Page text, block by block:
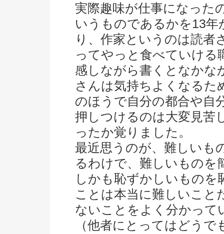
実際趣味が仕事になった
いうものであるかを13
り、作家というのは読者
ってやっと食べていける
感しながら書くとなかな
さんは気持ちよくなるた
のほうで自分の都合や自
押しつけるのは大変見苦
ったか覚りました。
最近思うのが、難しいも
るわけで、難しいものを
しかも恥ずかしいもの
ことは本当に難しいこと
ないことをよく分かって
（他者にとってはどう